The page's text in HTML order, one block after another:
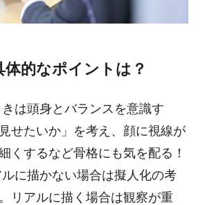
的なポイントは？
は頭身とバランスを意識す
せたいか」を考え、顔に視線が
くするなど骨格にも気を配る！
に描かない場合は擬人化の考
リアルに描く場合は観察が重